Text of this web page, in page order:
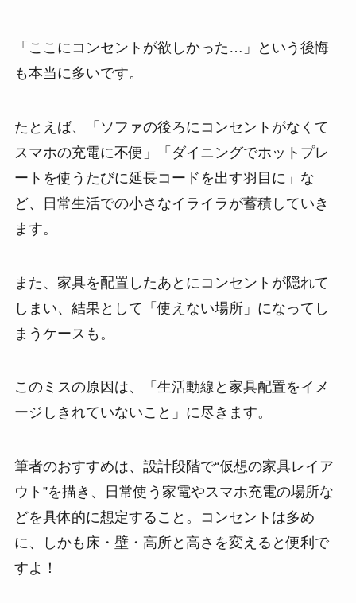
「ここにコンセントが欲しかった…」という後悔
も本当に多いです。
たとえば、「ソファの後ろにコンセントがなくて
スマホの充電に不便」「ダイニングでホットプレ
ートを使うたびに延長コードを出す羽目に」な
ど、日常生活での小さなイライラが蓄積していき
ます。
また、家具を配置したあとにコンセントが隠れて
しまい、結果として「使えない場所」になってし
まうケースも。
このミスの原因は、「生活動線と家具配置をイメ
ージしきれていないこと」に尽きます。
筆者のおすすめは、設計段階で“仮想の家具レイア
ウト”を描き、日常使う家電やスマホ充電の場所な
どを具体的に想定すること。コンセントは多め
に、しかも床・壁・高所と高さを変えると便利で
すよ！